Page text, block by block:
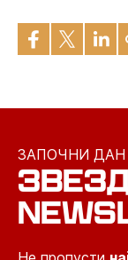
ЗАПОЧНИ ДАН